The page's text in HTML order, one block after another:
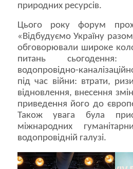
природних ресурсів.
Цього року форум
«Відбудуємо Україну
обговорювали широке
питань сьогодення:
водопровідно-
під час війни: втрати,
відновлення, внесення
приведення його до
Також увага була
міжнародних
водопровідній галузі.